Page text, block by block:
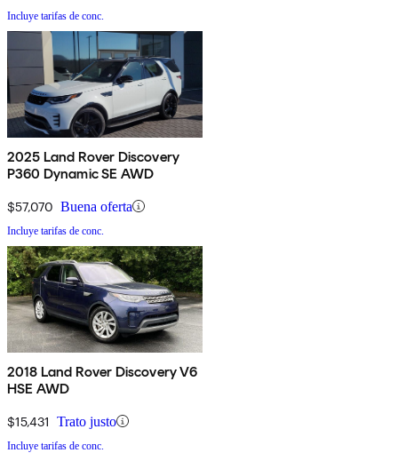
Incluye tarifas de conc.
2025 Land Rover Discovery
P360 Dynamic SE AWD
$57,070 Buena oferta
Incluye tarifas de conc.
2018 Land Rover Discovery V6
HSE AWD
$15,431 Trato justo
Incluye tarifas de conc.